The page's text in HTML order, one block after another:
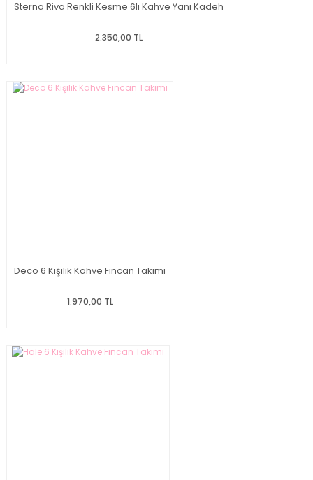
Sterna Riva Renkli Kesme 6lı Kahve Yanı Kadeh
2.350,00 TL
Deco 6 Kişilik Kahve Fincan Takımı
1.970,00 TL